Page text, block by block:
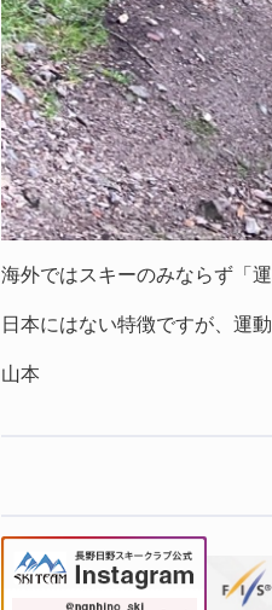
海外ではスキーのみならず「
日本にはない特徴ですが、運
山本